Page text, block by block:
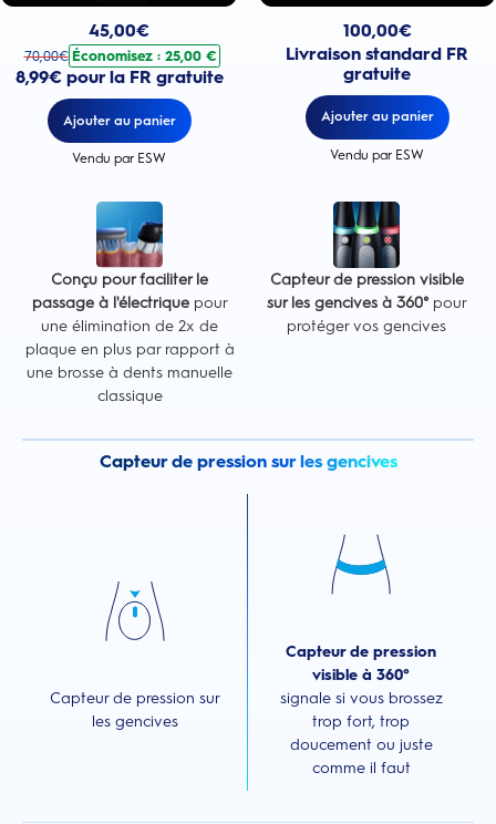
45,00€
70,00€ Économisez : 25,00 €
8,99€ pour la FR gratuite
Ajouter au panier
Vendu par ESW
100,00€
Livraison standard FR
gratuite
Ajouter au panier
Vendu par ESW
Conçu pour faciliter le
passage à l'électriquepour
une élimination de 2x de
plaque en plus par rapport à
une brosse à dents manuelle
classique
Capteur de pression visible
sur les gencives à 360°pour
protéger vos gencives
Capteur de pression sur les gencives
Capteur de pression sur
les gencives
Capteur de pression
visible à 360°
signale si vous brossez
trop fort, trop
doucement ou juste
comme il faut